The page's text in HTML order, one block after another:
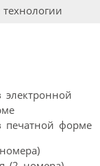
электронной
печатной форме